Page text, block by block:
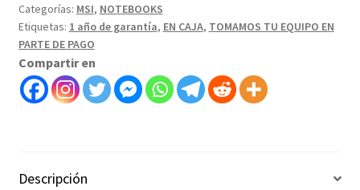
Categorías: MSI, NOTEBOOKS
Etiquetas: 1 año de garantía, EN CAJA, TOMAMOS TU EQUIPO EN
PARTE DE PAGO
Compartir en
Descripción